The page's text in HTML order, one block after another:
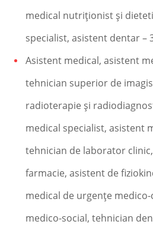
medical nutriţionist şi
specialist, asistent dentar –
Asistent medical, asistent
tehnician superior de
radioterapie şi
medical specialist, asistent
tehnician de laborator
farmacie, asistent de
medical de urgenţe
medico-social, tehnician